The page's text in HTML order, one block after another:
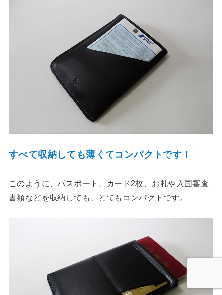
すべて収納しても薄くてコンパクトです！
このように、パスポート、カード2枚、お札や入国審査
書類などを収納しても、とてもコンパクトです。